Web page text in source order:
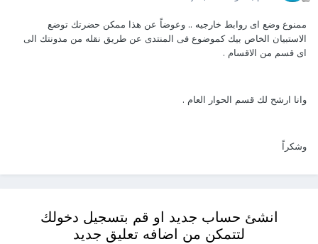
ممنوع وضع اى روابط خارجيه .. وعوضاً عن هذا ممكن حضرتك توضع
الاستبيان الخاص بيك كموضوع فى المنتدى عن طريق نقله من مدونتك الى
اى قسم من الاقسام .
وانا ارشح لك قسم الحوار العام .
وشكراً
انشئ حساب جديد او قم بتسجيل دخولك
لتتمكن من اضافه تعليق جديد